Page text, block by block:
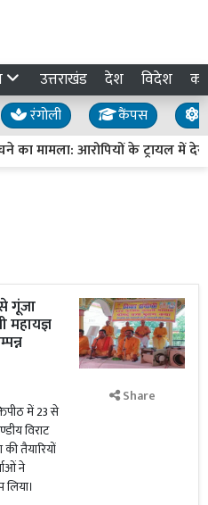
उत्तराखंड देश विदेश
रंगोली कैंपस
मामला: आरोपियों के ट्रायल में देरी
गूंजा
महायज्ञ
में 23 से
विराट
की तैयारियों
ने
Share